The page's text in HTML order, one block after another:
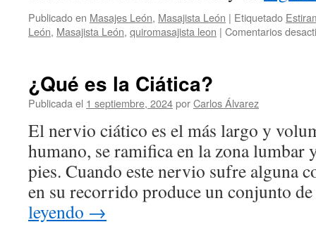
Publicado en Masajes León, Masajista León | Etiquetado
León, Masajista León, quiromasajista leon | Comentarios
¿Qué es la Ciática?
Publicada el 1 septiembre, 2024porCarlos Álvarez
El nervio ciático es el más largo y
humano, se ramifica en la zona lumbar
pies. Cuando este nervio sufre alguna
en su recorrido produce un conjunto
leyendo →